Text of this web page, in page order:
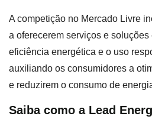
A competição no Mercado Livre
a oferecerem serviços e soluções
eficiência energética e o uso
auxiliando os consumidores a
e reduzirem o consumo de
Saiba como a Lead